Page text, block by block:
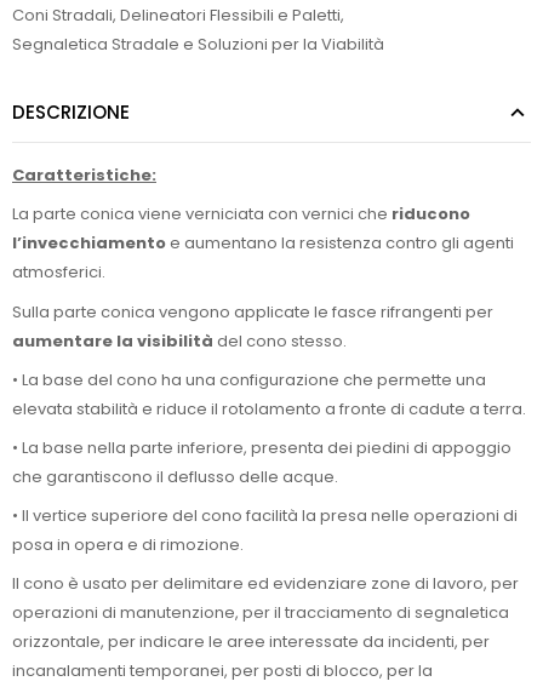
Coni Stradali, Delineatori Flessibili e Paletti,
Segnaletica Stradale e Soluzioni per la Viabilità
DESCRIZIONE
Caratteristiche:
La parte conica viene verniciata con vernici che riducono
l’invecchiamentoe aumentano la resistenza contro gli agenti
atmosferici.
Sulla parte conica vengono applicate le fasce rifrangenti per
aumentare la visibilità del cono stesso.
• La base del cono ha una configurazione che permette una
elevata stabilità e riduce il rotolamento a fronte di cadute a terra.
• La base nella parte inferiore, presenta dei piedini di appoggio
che garantiscono il deflusso delle acque.
• Il vertice superiore del cono facilità la presa nelle operazioni di
posa in opera e di rimozione.
Il cono è usato per delimitare ed evidenziare zone di lavoro, per
operazioni di manutenzione, per il tracciamento di segnaletica
orizzontale, per indicare le aree interessate da incidenti, per
incanalamenti temporanei, per posti di blocco, per la